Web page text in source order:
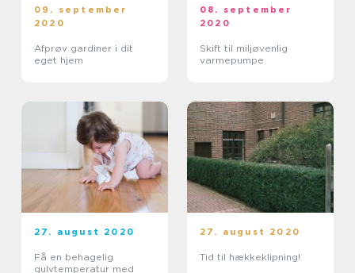
09. september
2020
Afprøv gardiner i dit
eget hjem
08. september
2020
Skift til miljøvenlig
varmepumpe
27. august 2020
Få en behagelig
gulvtemperatur med
27. august 2020
Tid til hækkeklipning!